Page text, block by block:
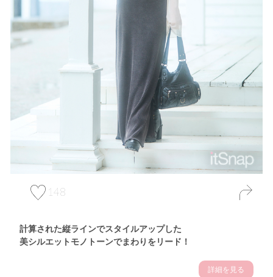
148
計算された縦ラインでスタイルアップした
美シルエットモノトーンでまわりをリード！
詳細を見る